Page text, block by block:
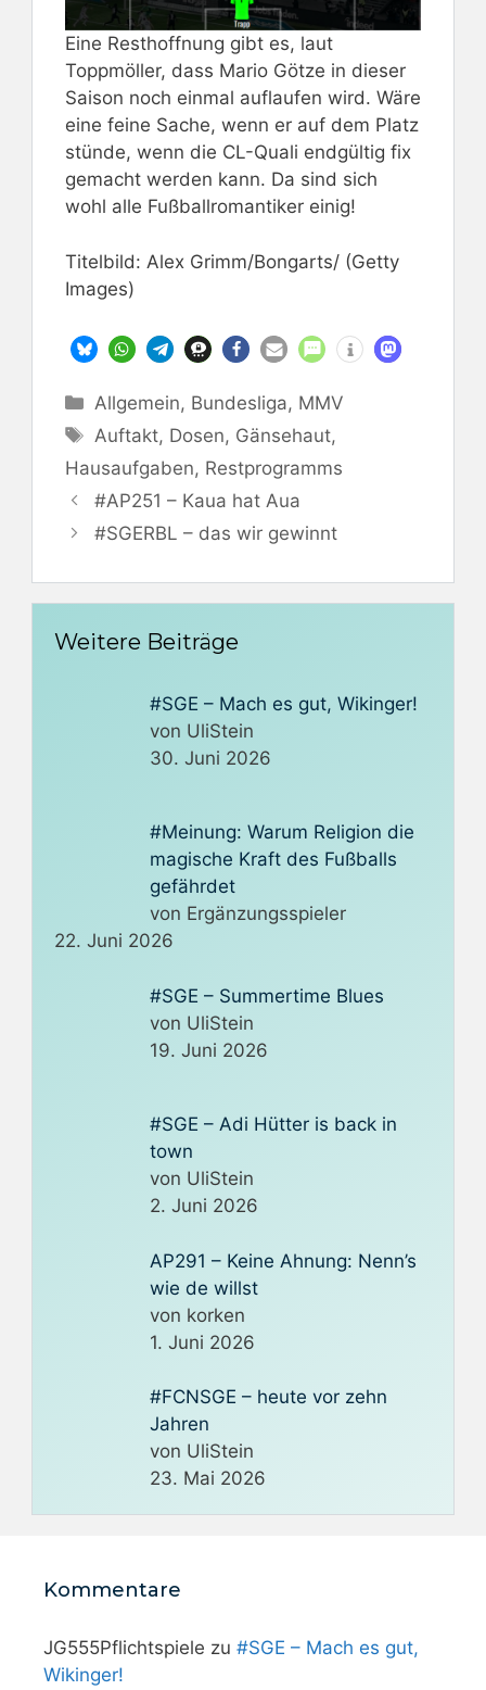
Eine Resthoffnung gibt es, laut
Toppmöller, dass Mario Götze in dieser
Saison noch einmal auflaufen wird. Wäre
eine feine Sache, wenn er auf dem Platz
stünde, wenn die CL-Quali endgültig fix
gemacht werden kann. Da sind sich
wohl alle Fußballromantiker einig!
Titelbild: Alex Grimm/Bongarts/ (Getty
Images)
Kategorien
Allgemein, Bundesliga, MMV
Schlagwörter
Auftakt, Dosen, Gänsehaut,
Hausaufgaben, Restprogramms
#AP251 – Kaua hat Aua
#SGERBL – das wir gewinnt
Weitere Beiträge
#SGE – Mach es gut, Wikinger!
von UliStein
30. Juni 2026
#Meinung: Warum Religion die
magische Kraft des Fußballs
gefährdet
von Ergänzungsspieler
22. Juni 2026
#SGE – Summertime Blues
von UliStein
19. Juni 2026
#SGE – Adi Hütter is back in
town
von UliStein
2. Juni 2026
AP291 – Keine Ahnung: Nenn’s
wie de willst
von korken
1. Juni 2026
#FCNSGE – heute vor zehn
Jahren
von UliStein
23. Mai 2026
Kommentare
JG555Pflichtspiele zu #SGE – Mach es gut,
Wikinger!